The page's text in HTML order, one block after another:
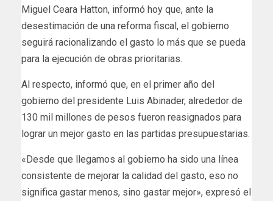
Miguel Ceara Hatton, informó hoy que, ante la
desestimación de una reforma fiscal, el gobierno
seguirá racionalizando el gasto lo más que se pueda
para la ejecución de obras prioritarias.
Al respecto, informó que, en el primer año del
gobierno del presidente Luis Abinader, alrededor de
130 mil millones de pesos fueron reasignados para
lograr un mejor gasto en las partidas presupuestarias.
«Desde que llegamos al gobierno ha sido una línea
consistente de mejorar la calidad del gasto, eso no
significa gastar menos, sino gastar mejor», expresó el